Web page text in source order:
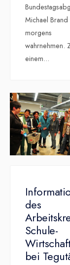
Michael Brand
morgens
wahrnehmen.
einem...
des
Schule-
bei